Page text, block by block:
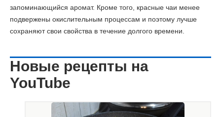
запоминающийся аромат. Кроме того, красные чаи менее
подвержены окислительным процессам и поэтому лучше
сохраняют свои свойства в течение долгого времени.
Новые рецепты на
YouTube